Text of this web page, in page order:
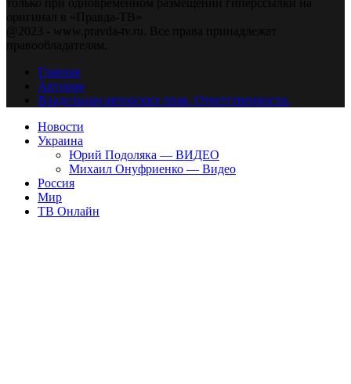
только при одновременном размещении гиперссылки на
оригинал в «Правда-ТВ»
@2023 - www.pravda-tv.ru. Все права принадлежат
правообладателям.
Главная
Авторам
Владельцам авторских прав. Ответственности.
Новости
Украина
Юрий Подоляка — ВИДЕО
Михаил Онуфриенко — Видео
Россия
Мир
ТВ Онлайн